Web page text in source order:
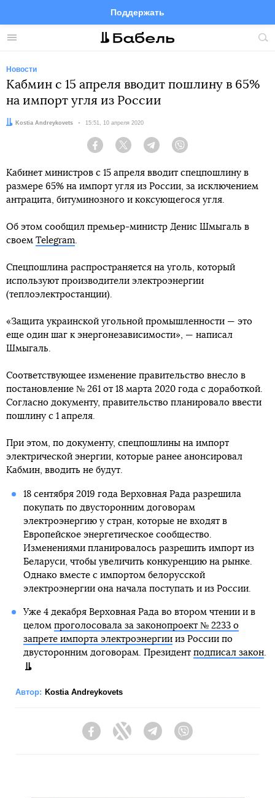
Меню
Поддержать
FacebookTelegramTwitter
Новости
Кабмин с 15 апреля вводит пошлину в 65%
на импорт угля из России
Автор:Kostia Andreykovets Дата:
15:51, 10 апреля 2020
Facebook Twitter Telegram
Кабинет министров с 15 апреля вводит спецпошлину в
размере 65% на импорт угля из России, за исключением
антрацита, битуминозного и коксующегося угля.
Об этом сообщил премьер-министр Денис Шмыгаль в
своем Telegram.
Спецпошлина распространяется на уголь, который
используют производители электроэнергии
(теплоэлектростанции).
«Защита украинской угольной промышленности — это
еще один шаг к энергонезависимости», — написал
Шмыгаль.
Соответствующее изменение правительство внесло в
постановление № 261 от 18 марта 2020 года с доработкой.
Согласно документу, правительство планировало ввести
пошлину с 1 апреля.
При этом, по документу, спецпошлины на импорт
электрической энергии, которые ранее анонсировал
Кабмин, вводить не будут.
18 сентября 2019 года Верховная Рада разрешила
покупать по двусторонним договорам
электроэнергию у стран, которые не входят в
Европейское энергетическое сообщество.
Изменениями планировалось разрешить импорт из
Беларуси, чтобы увеличить конкуренцию на рынке.
Однако вместе с импортом белорусской
электроэнергии она начала поступать и из России.
Уже 4 декабря Верховная Рада во втором чтении и в
целом проголосовала за законопроект № 2233 о
запрете импорта электроэнергиииз России по
двусторонним договорам. Президент подписал закон.
Автор: Kostia Andreykovets
FacebookTwitter Telegram